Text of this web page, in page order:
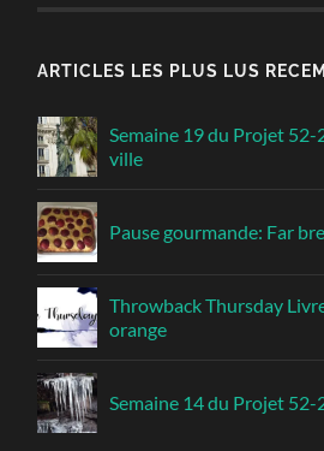
ARTICLES LES PLUS LUS
Semaine 19 du Projet 52-
ville
Pause gourmande: Far
Throwback Thursday
orange
Semaine 14 du Projet 52-